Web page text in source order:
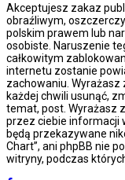
Akceptujesz zakaz
obraźliwym,
polskim prawem lub
osobiste. Naruszenie
całkowitym
internetu zostanie
zachowaniu. Wyrażasz
każdej chwili usunąć,
temat, post. Wyrażasz
przez ciebie informacji
będą przekazywane
Chart”, ani phpBB nie
witryny, podczas